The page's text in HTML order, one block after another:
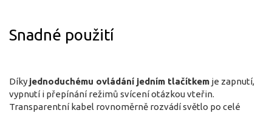
Snadné použití
Díky jednoduchému ovládání jedním tlačítkem je zapnutí,
vypnutí i přepínání režimů svícení otázkou vteřin.
Transparentní kabel rovnoměrně rozvádí světlo po celé